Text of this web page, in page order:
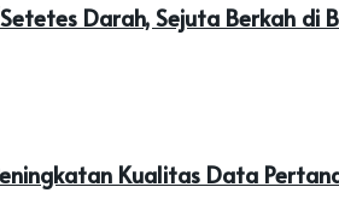
Darah, Sejuta Berkah di
Kualitas Data